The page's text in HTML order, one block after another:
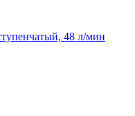
48 л/мин